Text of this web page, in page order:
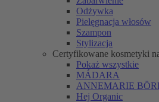
Odżywka
Pielęgnacja włosów
Szampon
Stylizacja
Certyfikowane kosmetyki
Pokaż wszystkie
MÁDARA
ANNEMARIE
Hej Organic